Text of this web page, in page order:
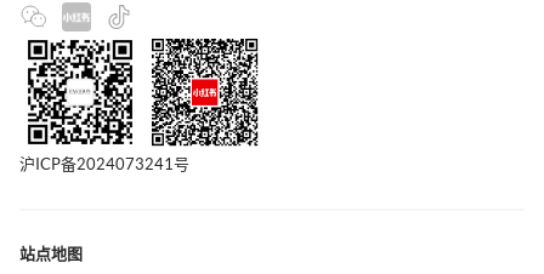
沪ICP备2024073241号
站点地图